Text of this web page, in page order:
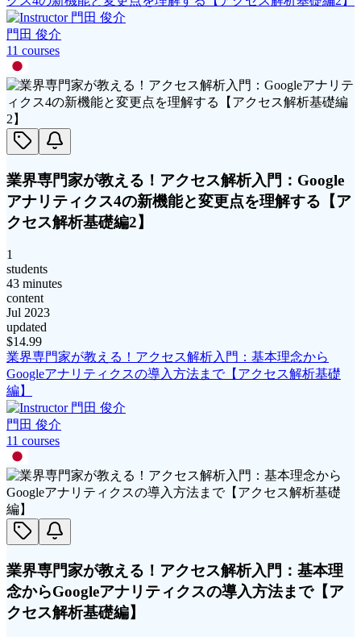
門田 俊介
11 courses
業界専門家が教える！アクセス解析入門：Google
アナリティクス4の新機能と変更点を理解する【ア
クセス解析基礎編2】
1
students
43 minutes
content
Jul 2023
updated
$14.99
業界専門家が教える！アクセス解析入門：基本理念から
Googleアナリティクスの導入方法まで【アクセス解析基礎
編】
門田 俊介
11 courses
業界専門家が教える！アクセス解析入門：基本理
念からGoogleアナリティクスの導入方法まで【ア
クセス解析基礎編】